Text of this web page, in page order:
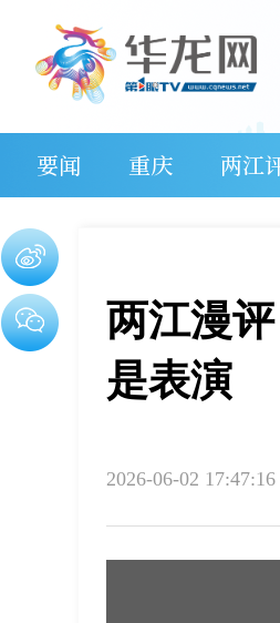
要闻 重庆 两江
两江漫
是表演
2026-06-02 17:47:16